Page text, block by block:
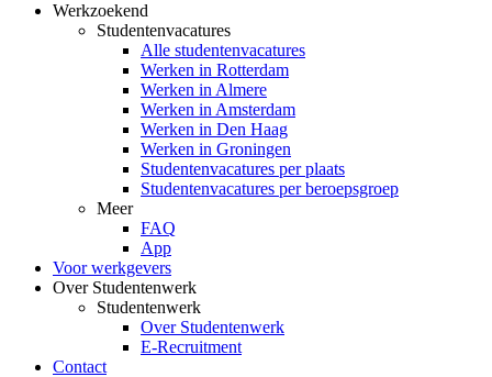
Werkzoekend
Studentenvacatures
Alle studentenvacatures
Werken in Rotterdam
Werken in Almere
Werken in Amsterdam
Werken in Den Haag
Werken in Groningen
Studentenvacatures per plaats
Studentenvacatures per beroepsgroep
Meer
FAQ
App
Voor werkgevers
Over Studentenwerk
Studentenwerk
Over Studentenwerk
E-Recruitment
Contact